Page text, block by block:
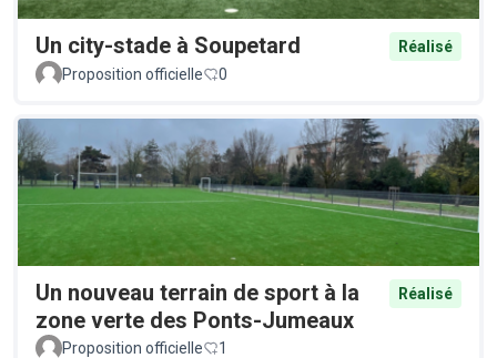
Un city-stade à Soupetard
Réalisé
Proposition officielle
0
Un nouveau terrain de sport à la
zone verte des Ponts-Jumeaux
Réalisé
Proposition officielle 1